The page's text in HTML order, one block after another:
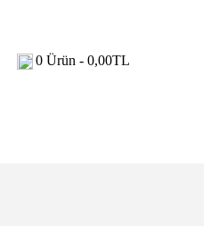
0Ürün - 0,00TL